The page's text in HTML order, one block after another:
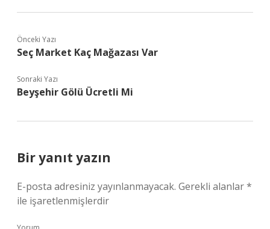
Önceki Yazı
Seç Market Kaç Mağazası Var
Sonraki Yazı
Beyşehir Gölü Ücretli Mi
Bir yanıt yazın
E-posta adresiniz yayınlanmayacak. Gerekli alanlar*
ile işaretlenmişlerdir